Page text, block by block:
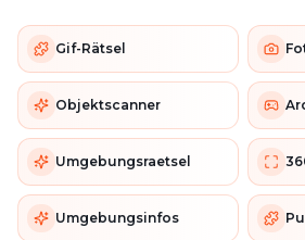
Gif-Rätsel
Objektscanner
Umgebungsraetsel
Umgebungsinfos